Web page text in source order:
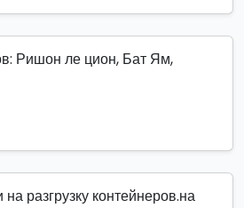
Ришон ле цион, Бат Ям,
разгрузку контейнеров.на